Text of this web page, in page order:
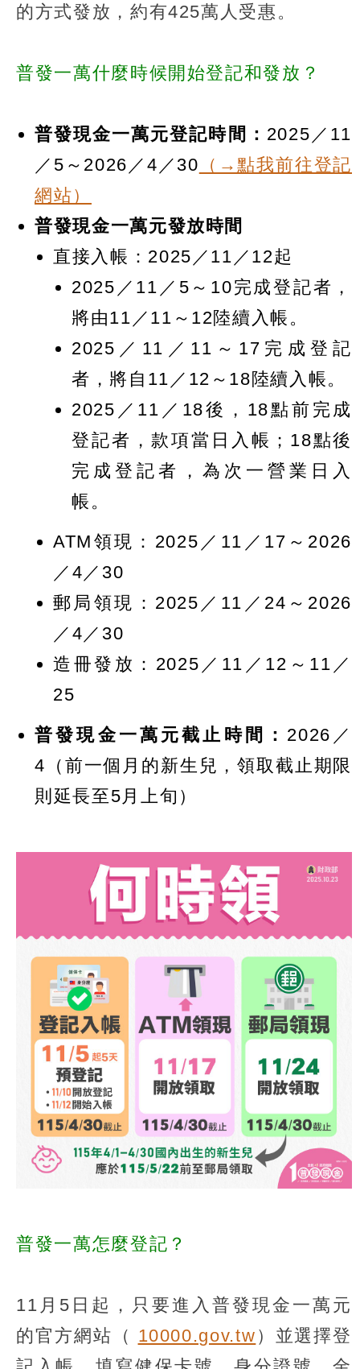
的方式發放，約有425萬人受惠。
普發一萬什麼時候開始登記和發放？
普發現金一萬元登記時間： 2025／11
／5～2026／4／30 （→點我前往登記
網站）
普發現金一萬元發放時間
直接入帳：2025／11／12起
2025／11／5～10完成登記者，
將由11／11～12陸續入帳。
2025／11／11～17完成登記
者，將自11／12～18陸續入帳。
2025／11／18後，18點前完成
登記者，款項當日入帳；18點後
完成登記者，為次一營業日入
帳。
ATM領現：2025／11／17～2026
／4／30
郵局領現：2025／11／24～2026
／4／30
造冊發放：2025／11／12～11／
25
普發現金一萬元截止時間： 2026／
4（前一個月的新生兒，領取截止期限
則延長至5月上旬）
普發一萬怎麼登記？
11月5日起，只要進入普發現金一萬元
的官方網站（ 10000.gov.tw ）並選擇登